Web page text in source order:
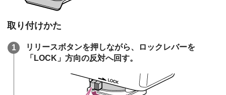
取り付けかた
リリースボタンを押しながら、ロックレバーを
「LOCK」⽅向の反対へ回す。